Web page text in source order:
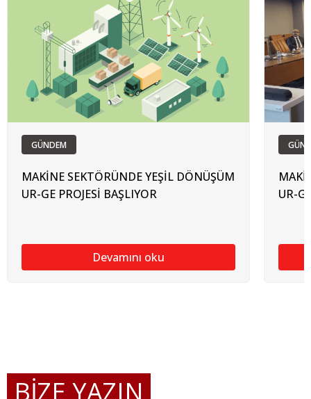
GÜNDEM
MAKİNE SEKTÖRÜNDE YEŞİL DÖNÜŞÜM
UR-GE PROJESİ BAŞLIYOR
Devamını oku
UR-
BİZE YAZIN